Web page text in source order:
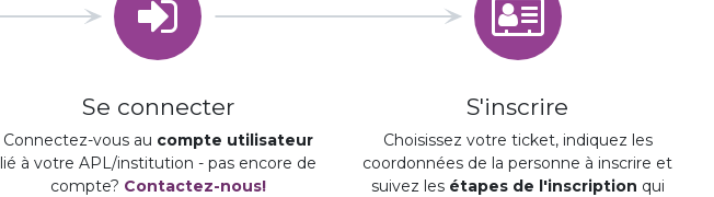
Se connecter
Connectez-vous au compte utilisateur
lié à votre APL/institution - pas encore de
compte? Contactez-nous!
S'inscrire
Choisissez votre ticket, indiquez les
coordonnées de la personne à inscrire et
suivez les étapes de l'inscription qui